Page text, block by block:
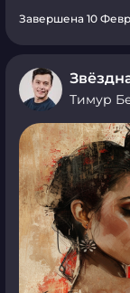
Завершена 10
Тимур